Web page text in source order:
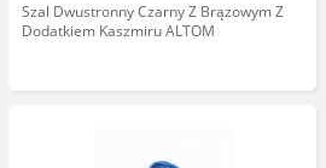
Szal Dwustronny Czarny Z Brązowym Z
Dodatkiem Kaszmiru ALTOM